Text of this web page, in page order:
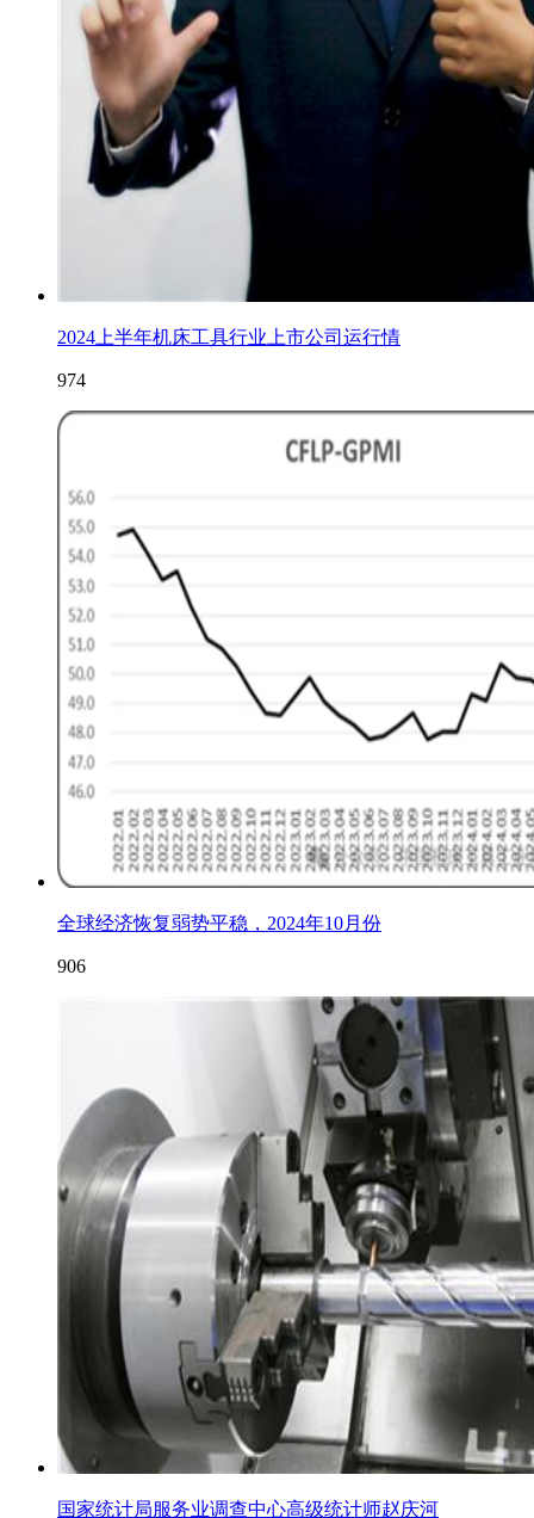
2024上半年机床工具行业上市公司运行情
974
全球经济恢复弱势平稳，2024年10月份
906
国家统计局服务业调查中心高级统计师赵庆河